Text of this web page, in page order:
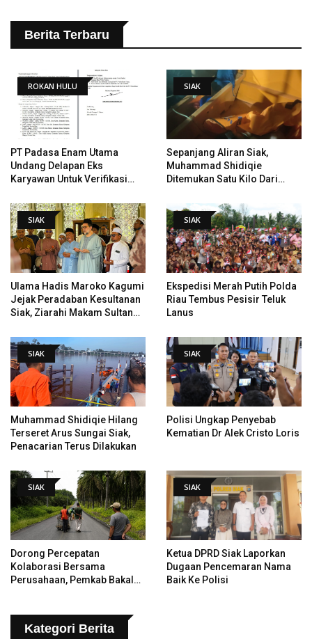
Berita Terbaru
ROKAN HULU
PT Padasa Enam Utama
Undang Delapan Eks
Karyawan Untuk Verifikasi
PHI
SIAK
Sepanjang Aliran Siak,
Muhammad Shidiqie
Ditemukan Satu Kilo Dari
SIAK
Ulama Hadis Maroko Kagumi
Jejak Peradaban Kesultanan
Siak, Ziarahi Makam Sultan
SIAK
Ekspedisi Merah Putih Polda
Riau Tembus Pesisir Teluk
Lanus
SIAK
Muhammad Shidiqie Hilang
Terseret Arus Sungai Siak,
Penacarian Terus Dilakukan
SIAK
Polisi Ungkap Penyebab
Kematian Dr Alek Cristo Loris
SIAK
Dorong Percepatan
Kolaborasi Bersama
Perusahaan, Pemkab Bakal
SIAK
Ketua DPRD Siak Laporkan
Dugaan Pencemaran Nama
Baik Ke Polisi
Kategori Berita